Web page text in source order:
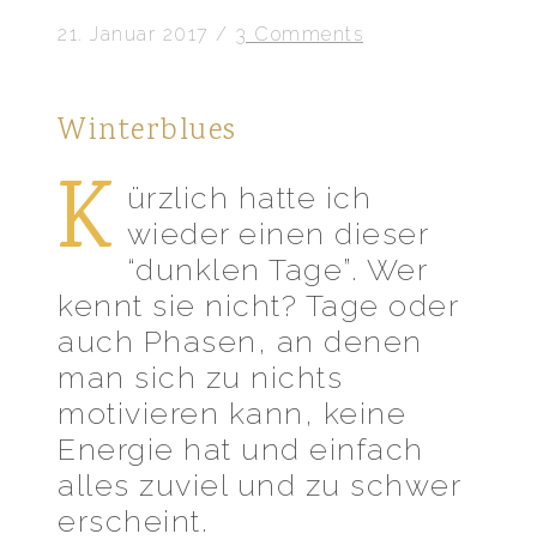
21. Januar 2017 / 3 Comments
Winterblues
K ürzlich hatte ich
wieder einen dieser
“dunklen Tage”. Wer
kennt sie nicht? Tage oder
auch Phasen, an denen
man sich zu nichts
motivieren kann, keine
Energie hat und einfach
alles zuviel und zu schwer
erscheint.